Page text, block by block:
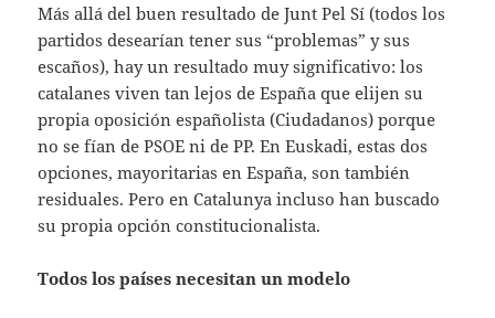
Más allá del buen resultado de Junt Pel Sí (todos los
partidos desearían tener sus “problemas” y sus
escaños), hay un resultado muy significativo: los
catalanes viven tan lejos de España que elijen su
propia oposición españolista (Ciudadanos) porque
no se fían de PSOE ni de PP. En Euskadi, estas dos
opciones, mayoritarias en España, son también
residuales. Pero en Catalunya incluso han buscado
su propia opción constitucionalista.
Todos los países necesitan un modelo